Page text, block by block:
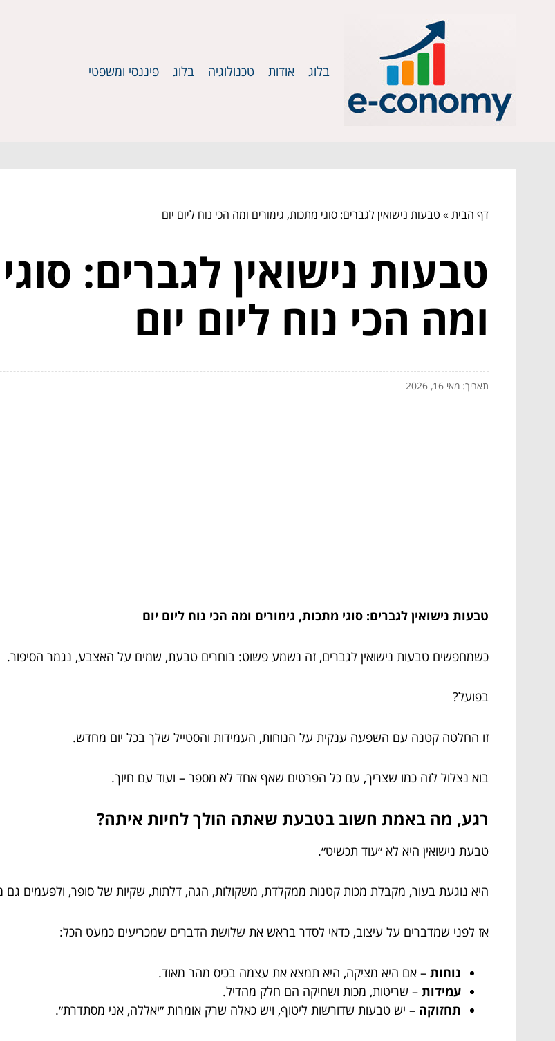
בלוג אודות טכנולוגיה בלוג פיננסי ומשפטי
דף הבית» טבעות נישואין לגברים: סוגי מתכות, גימורים ומה הכי נוח ליום יום
טבעות נישואין לגברים:
ומה הכי נוח ליום יום
תאריך: מאי 16, 2026
טבעות נישואין לגברים: סוגי מתכות, גימורים ומה הכי נוח ליום יום
כשמחפשים טבעות נישואין לגברים, זה נשמע פשוט: בוחרים טבעת, שמים על האצבע, נגמר הסיפור.
בפועל?
זו החלטה קטנה עם השפעה ענקית על הנוחות, העמידות והסטייל שלך בכל יום מחדש.
בוא נצלול לזה כמו שצריך, עם כל הפרטים שאף אחד לא מספר – ועוד עם חיוך.
רגע, מה באמת חשוב בטבעת שאתה הולך לחיות איתה?
טבעת נישואין היא לא ״עוד תכשיט״.
היא נוגעת בעור, מקבלת מכות קטנות ממקלדת, משקולות, הגה, דלתות, שקיות של סופר, ולפעמים
אז לפני שמדברים על עיצוב, כדאי לסדר בראש את שלושת הדברים שמכריעים כמעט הכל:
נוחות – אם היא מציקה, היא תמצא את עצמה בכיס מהר מאוד.
עמידות – שריטות, מכות ושחיקה הם חלק מהדיל.
תחזוקה – יש טבעות שדורשות ליטוף, ויש כאלה שרק אומרות ״יאללה, אני מסתדרת״.